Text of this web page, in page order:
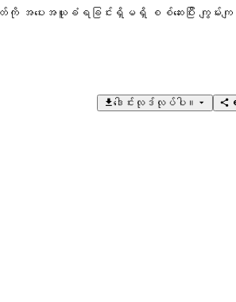
အပေးအယူခံရခြင်းရှိမရှိ စစ်ဆေးပြီး ကျွမ်းက
ဒေါင်းလုဒ်လုပ်ပါ။